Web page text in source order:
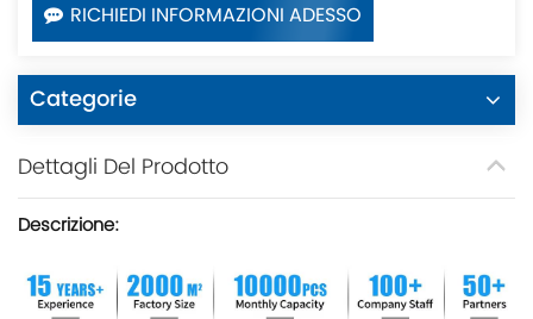
RICHIEDI INFORMAZIONI ADESSO
Categorie
Dettagli Del Prodotto
Descrizione: